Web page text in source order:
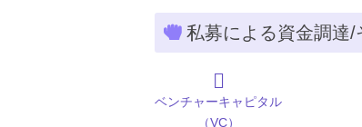
私募による資金調達/
ベンチャーキャピタル
（VC）